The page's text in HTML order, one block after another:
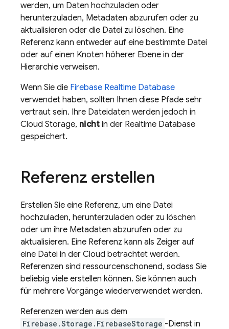
werden, um Daten hochzuladen oder
herunterzuladen, Metadaten abzurufen oder zu
aktualisieren oder die Datei zu löschen. Eine
Referenz kann entweder auf eine bestimmte Datei
oder auf einen Knoten höherer Ebene in der
Hierarchie verweisen.
Wenn Sie die Firebase Realtime Database
verwendet haben, sollten Ihnen diese Pfade sehr
vertraut sein. Ihre Dateidaten werden jedoch in
Cloud Storage, nicht in der Realtime Database
gespeichert.
Referenz erstellen
Erstellen Sie eine Referenz, um eine Datei
hochzuladen, herunterzuladen oder zu löschen
oder um ihre Metadaten abzurufen oder zu
aktualisieren. Eine Referenz kann als Zeiger auf
eine Datei in der Cloud betrachtet werden.
Referenzen sind ressourcenschonend, sodass Sie
beliebig viele erstellen können. Sie können auch
für mehrere Vorgänge wiederverwendet werden.
Referenzen werden aus dem
Firebase.Storage.FirebaseStorage -Dienst in